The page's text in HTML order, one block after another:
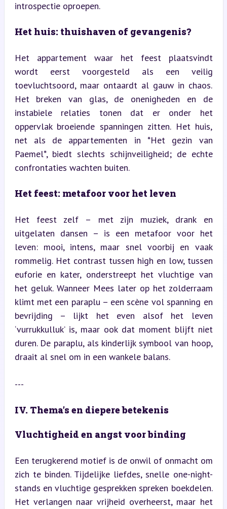
introspectie oproepen.
Het huis: thuishaven of gevangenis?
Het appartement waar het feest plaatsvindt
wordt eerst voorgesteld als een veilig
toevluchtsoord, maar ontaardt al gauw in chaos.
Het breken van glas, de onenigheden en de
instabiele relaties tonen dat er onder het
oppervlak broeiende spanningen zitten. Het huis,
net als de appartementen in *Het gezin van
Paemel*, biedt slechts schijnveiligheid; de echte
confrontaties wachten buiten.
Het feest: metafoor voor het leven
Het feest zelf – met zijn muziek, drank en
uitgelaten dansen – is een metafoor voor het
leven: mooi, intens, maar snel voorbij en vaak
rommelig. Het contrast tussen high en low, tussen
euforie en kater, onderstreept het vluchtige van
het geluk. Wanneer Mees later op het zolderraam
klimt met een paraplu – een scène vol spanning en
bevrijding – lijkt het even alsof het leven
‘vurrukkulluk’ is, maar ook dat moment blijft niet
duren. De paraplu, als kinderlijk symbool van hoop,
draait al snel om in een wankele balans.
---
IV. Thema’s en diepere betekenis
Vluchtigheid en angst voor binding
Een terugkerend motief is de onwil of onmacht om
zich te binden. Tijdelijke liefdes, snelle one-night-
stands en vluchtige gesprekken spreken boekdelen.
Het verlangen naar vrijheid overheerst, maar het